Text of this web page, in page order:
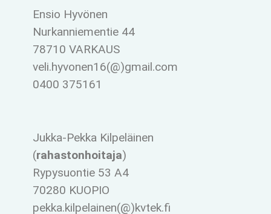
Ensio Hyvönen
Nurkanniementie 44
78710 VARKAUS
veli.hyvonen16(@)gmail.com
0400 375161
Jukka-Pekka Kilpeläinen
(rahastonhoitaja)
Rypysuontie 53 A4
70280 KUOPIO
pekka.kilpelainen(@)kvtek.fi